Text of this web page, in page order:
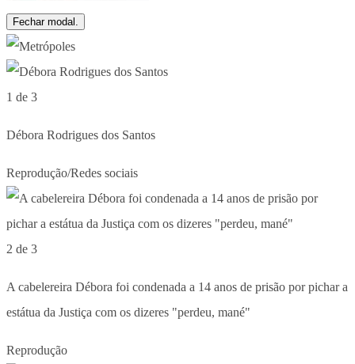
Fechar modal.
1 de 3
Débora Rodrigues dos Santos
Reprodução/Redes sociais
2 de 3
A cabelereira Débora foi condenada a 14 anos de prisão por pichar a
estátua da Justiça com os dizeres "perdeu, mané"
Reprodução